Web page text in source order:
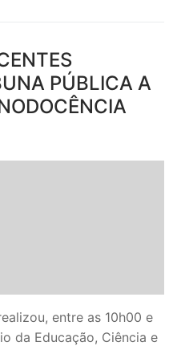
PÚBLICA A
entre as 10h00 e
da Educação, Ciência e